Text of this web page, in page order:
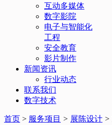
互动多媒体
数字影院
电子与智能化
工程
安全教育
影片制作
新闻资讯
行业动态
联系我们
数字技术
首页 > 服务项目 > 展陈设计 >